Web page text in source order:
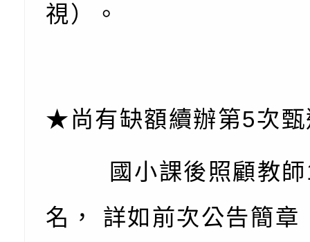
摩據點視覺設計競賽
字稿
函轉教育部訂於115
林區士商路189號）
導及系列座談活動」
章
安全宣導
檢送本府新聞處115
逆境少年家庭支持服
員專業輔導及效能精
轉知社團法人中華民
礙聯盟辦理「2026
台灣遊戲治療學會將
視）。
★尚有缺額續辦第5次
國小課後照顧教師
名， 詳如前次公告簡章